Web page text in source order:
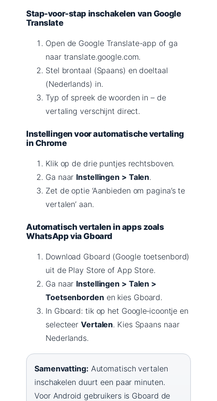
Stap-voor-stap inschakelen van Google
Translate
Open de Google Translate-app of ga
naar translate.google.com.
Stel brontaal (Spaans) en doeltaal
(Nederlands) in.
Typ of spreek de woorden in – de
vertaling verschijnt direct.
Instellingen voor automatische vertaling
in Chrome
Klik op de drie puntjes rechtsboven.
Ga naar Instellingen > Talen.
Zet de optie ‘Aanbieden om pagina’s te
vertalen’ aan.
Automatisch vertalen in apps zoals
WhatsApp via Gboard
Download Gboard (Google toetsenbord)
uit de Play Store of App Store.
Ga naar Instellingen > Talen >
Toetsenborden en kies Gboard.
In Gboard: tik op het Google‑icoontje en
selecteerVertalen. Kies Spaans naar
Nederlands.
Samenvatting: Automatisch vertalen
inschakelen duurt een paar minuten.
Voor Android gebruikers is Gboard de